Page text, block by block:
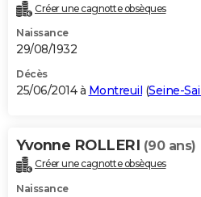
Créer une cagnotte obsèques
Naissance
29/08/1932
Décès
25/06/2014 à Montreuil (Seine-
Yvonne ROLLERI (90 ans)
Créer une cagnotte obsèques
Naissance